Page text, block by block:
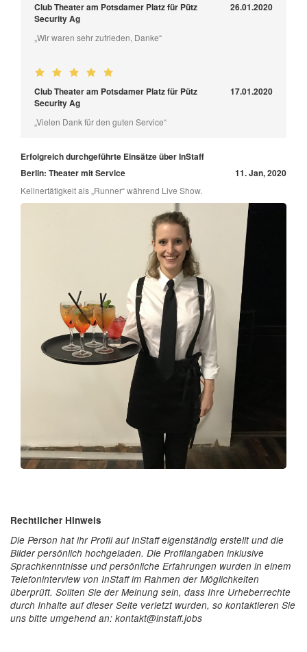
Club Theater am Potsdamer Platz für Pütz
Security Ag
26.01.2020
„Wir waren sehr zufrieden, Danke“
Club Theater am Potsdamer Platz für Pütz
Security Ag
17.01.2020
„Vielen Dank für den guten Service“
Erfolgreich durchgeführte Einsätze über InStaff
Berlin: Theater mit Service
11. Jan, 2020
Kellnertätigkeit als „Runner“ während Live Show.
Rechtlicher Hinweis
Die Person hat ihr Profil auf InStaff eigenständig erstellt und die
Bilder persönlich hochgeladen. Die Profilangaben inklusive
Sprachkenntnisse und persönliche Erfahrungen wurden in einem
Telefoninterview von InStaff im Rahmen der Möglichkeiten
überprüft. Sollten Sie der Meinung sein, dass Ihre Urheberrechte
durch Inhalte auf dieser Seite verletzt wurden, so kontaktieren Sie
uns bitte umgehend an: kontakt@instaff.jobs